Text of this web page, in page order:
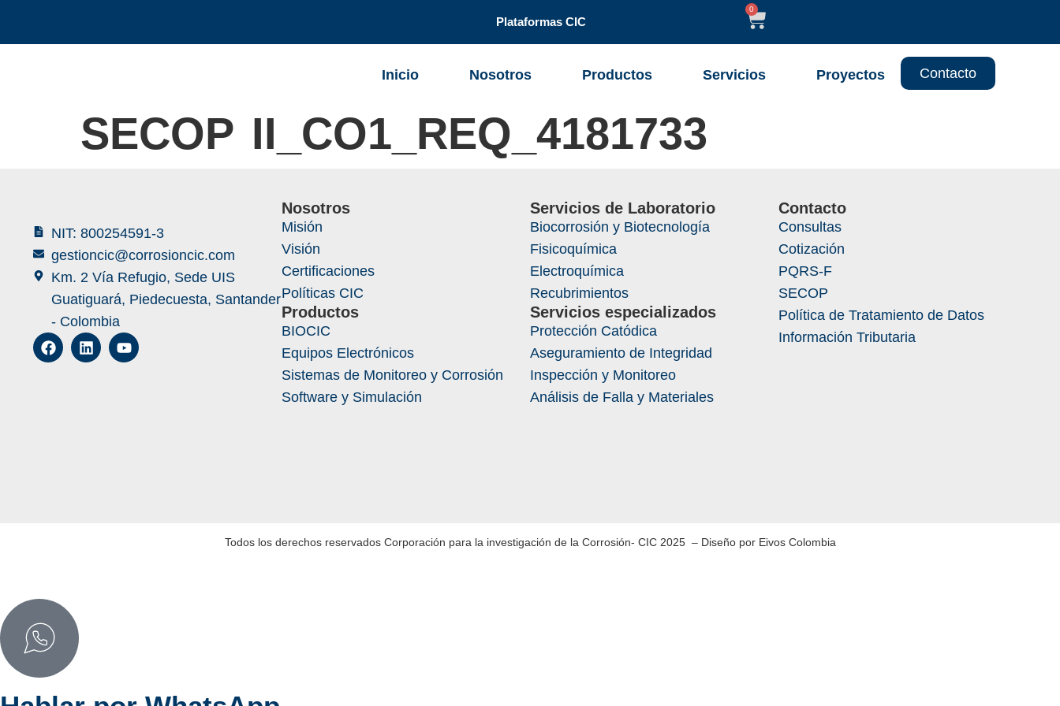
Plataformas CIC
0
Inicio Nosotros Productos Servicios Proyectos Contacto
SECOP II_CO1_REQ_4181733
NIT: 800254591-3
gestioncic@corrosioncic.com
Km. 2 Vía Refugio, Sede UIS
Guatiguará, Piedecuesta, Santander
- Colombia
Nosotros
Misión
Visión
Certificaciones
Políticas CIC
Productos
BIOCIC
Equipos Electrónicos
Sistemas de Monitoreo y Corrosión
Software y Simulación
Servicios de Laboratorio
Biocorrosión y Biotecnología
Fisicoquímica
Electroquímica
Recubrimientos
Servicios especializados
Protección Catódica
Aseguramiento de Integridad
Inspección y Monitoreo
Análisis de Falla y Materiales
Contacto
Consultas
Cotización
PQRS-F
SECOP
Política de Tratamiento de Datos
Información Tributaria
Todos los derechos reservados Corporación para la investigación de la Corrosión- CIC 2025 – Diseño por Eivos Colombia